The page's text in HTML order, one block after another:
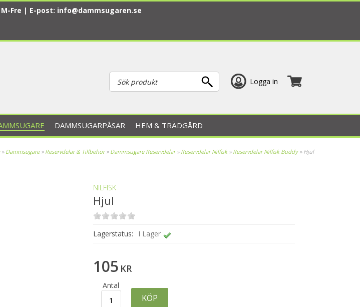
M-Fre | E-post: info@dammsugaren.se
Logga in
DAMMSUGARPÅSAR HEM & TRÄDGÅRD
» Dammsugare» Reservdelar & Tillbehör» Dammsugare Reservdelar» Reservdelar Nilfisk» Reservdelar Nilfisk Buddy» Hjul
NILFISK
Hjul
Lagerstatus: I Lager
105 KR
Antal
KÖP